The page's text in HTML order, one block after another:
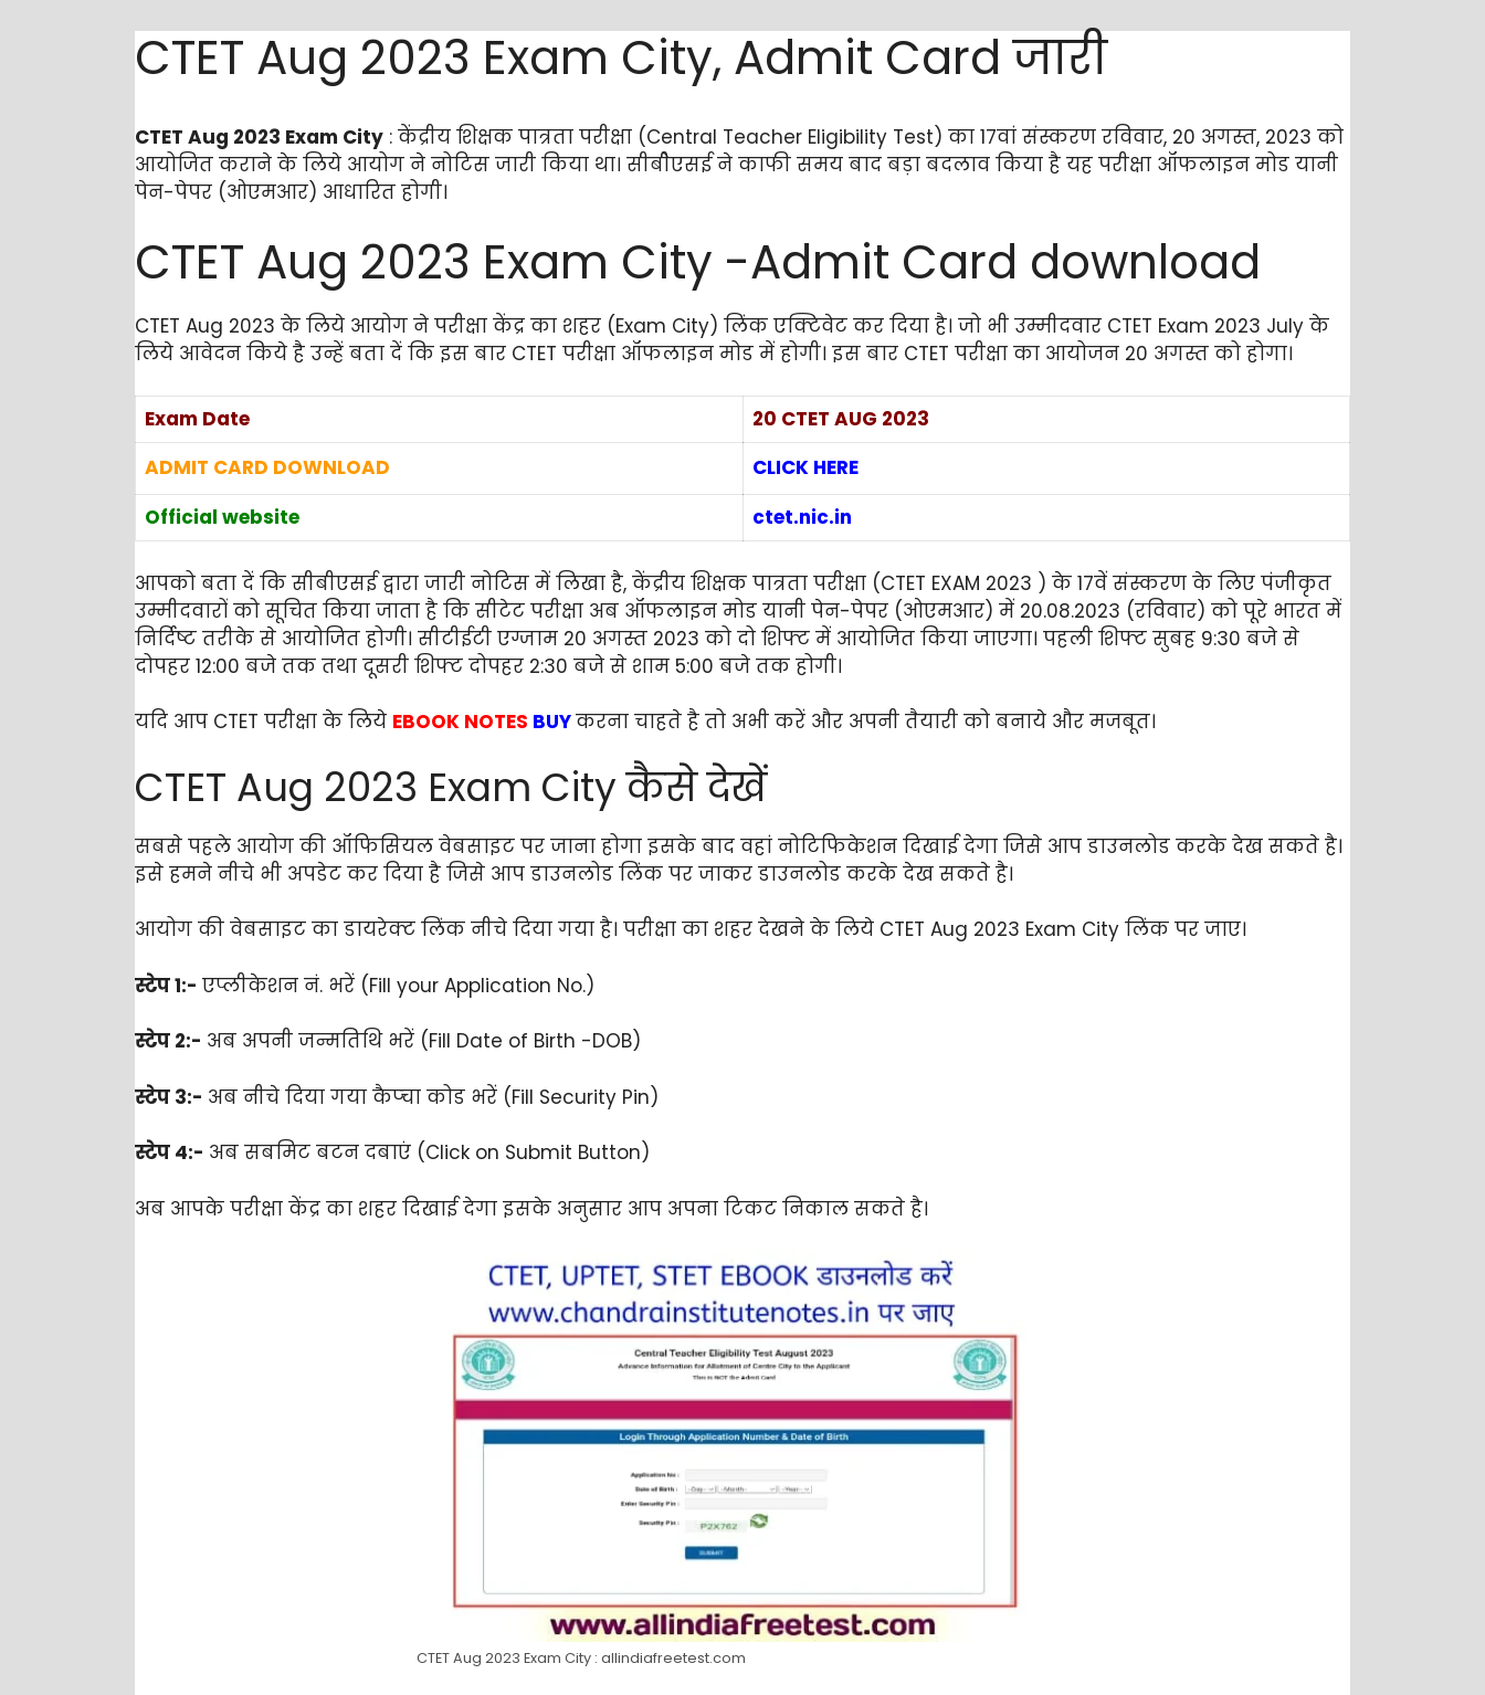
CTET Aug 2023 Exam City, Admit Card जारी
CTET Aug 2023 Exam City : केंद्रीय शिक्षक पात्रता परीक्षा (Central Teacher Eligibility Test) का 17वां संस्करण रविवार, 20 अगस्त, 2023 को
आयोजित कराने के लिये आयोग ने नोटिस जारी किया था। सीबीेएसई ने काफी समय बाद बड़ा बदलाव किया है यह परीक्षा ऑफलाइन मोड यानी
पेन-पेपर (ओएमआर) आधारित होगी।
CTET Aug 2023 Exam City -Admit Card download
CTET Aug 2023 के लिये आयोग ने परीक्षा केंद्र का शहर (Exam City) लिंक एक्टिवेट कर दिया है। जो भी उम्मीदवार CTET Exam 2023 July के
लिये आवेदन किये है उन्हें बता दें कि इस बार CTET परीक्षा ऑफलाइन मोड में होगी। इस बार CTET परीक्षा का आयोजन 20 अगस्त को होगा।
Exam Date
20 CTET AUG 2023
ADMIT CARD DOWNLOAD
CLICK HERE
Official website
ctet.nic.in
आपको बता दें कि सीबीएसई द्वारा जारी नोटिस में लिखा है, केंद्रीय शिक्षक पात्रता परीक्षा (CTET EXAM 2023 ) के 17वें संस्करण के लिए पंजीकृत
उम्मीदवारों को सूचित किया जाता है कि सीटेट परीक्षा अब ऑफलाइन मोड यानी पेन-पेपर (ओएमआर) में 20.08.2023 (रविवार) को पूरे भारत में
निर्दिष्ट तरीके से आयोजित होगी। सीटीईटी एग्जाम 20 अगस्त 2023 को दो शिफ्ट में आयोजित किया जाएगा। पहली शिफ्ट सुबह 9:30 बजे से
दोपहर 12:00 बजे तक तथा दूसरी शिफ्ट दोपहर 2:30 बजे से शाम 5:00 बजे तक होगी।
यदि आप CTET परीक्षा के लिये EBOOK NOTES BUYकरना चाहते है तो अभी करें और अपनी तैयारी को बनाये और मजबूत।
CTET Aug 2023 Exam City कैसे देखें
सबसे पहले आयोग की ऑफिसियल वेबसाइट पर जाना होगा इसके बाद वहां नोटिफिकेशन दिखाई देगा जिसे आप डाउनलोड करके देख सकते है।
इसे हमने नीचे भी अपडेट कर दिया है जिसे आप डाउनलोड लिंक पर जाकर डाउनलोड करके देख सकते है।
आयोग की वेबसाइट का डायरेक्ट लिंक नीचे दिया गया है। परीक्षा का शहर देखने के लिये CTET Aug 2023 Exam City लिंक पर जाए।
स्टेप 1:- एप्लीकेशन नं. भरें (Fill your Application No.)
स्टेप 2:- अब अपनी जन्मतिथि भरें (Fill Date of Birth -DOB)
स्टेप 3:- अब नीचे दिया गया कैप्चा कोड भरें (Fill Security Pin)
स्टेप 4:- अब सबमिट बटन दबाएं (Click on Submit Button)
अब आपके परीक्षा केंद्र का शहर दिखाई देगा इसके अनुसार आप अपना टिकट निकाल सकते है।
CTET Aug 2023 Exam City : allindiafreetest.com